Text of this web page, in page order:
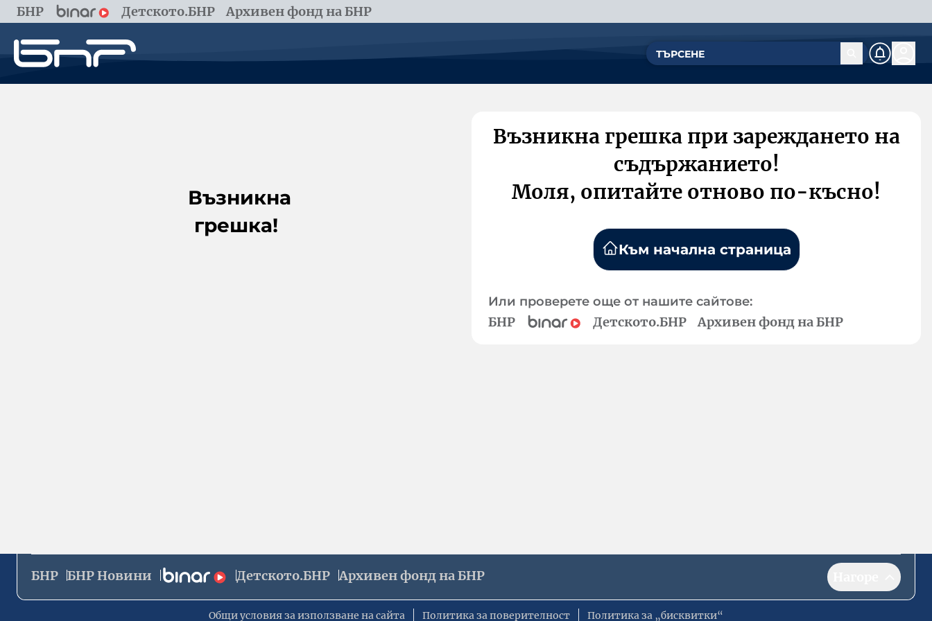
БНР Детското.БНР Архивен фонд на БНР
Възникна
грешка!
Възникна грешка при зареждането на
съдържанието!
Моля, опитайте отново по-късно!
Към начална страница
Или проверете още от нашите сайтове:
БНР Детското.БНР Архивен фонд на БНР
БНР БНР Новини Детското.БНР Архивен фонд на БНР
Общи условия за използване на сайта Политика за поверителност Политика за „бисквитки“